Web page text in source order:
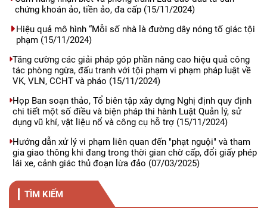
chứng khoán ảo, tiền ảo, đa cấp(15/11/2024)
Hiệu quả mô hình “Mỗi số nhà là đường dây nóng tố giác tội
phạm (15/11/2024)
Tăng cường các giải pháp góp phần nâng cao hiệu quả công
tác phòng ngừa, đấu tranh với tội phạm vi phạm pháp luật về
VK, VLN, CCHT và pháo (15/11/2024)
Họp Ban soạn thảo, Tổ biên tập xây dựng Nghị định quy định
chi tiết một số điều và biện pháp thi hành Luật Quản lý, sử
dụng vũ khí, vật liệu nổ và công cụ hỗ trợ(15/11/2024)
Hướng dẫn xử lý vi phạm liên quan đến "phạt nguội" và tham
gia giao thông khi đang trong thời gian chờ cấp, đổi giấy phép
lái xe, cảnh giác thủ đoạn lừa đảo (07/03/2025)
TÌM KIẾM